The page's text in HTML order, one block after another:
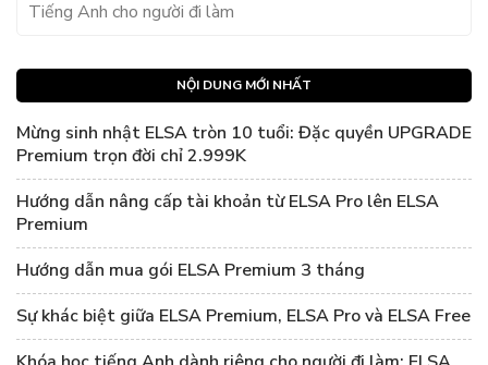
Tiếng Anh cho người đi làm
NỘI DUNG MỚI NHẤT
Mừng sinh nhật ELSA tròn 10 tuổi: Đặc quyền UPGRADE
Premium trọn đời chỉ 2.999K
Hướng dẫn nâng cấp tài khoản từ ELSA Pro lên ELSA
Premium
Hướng dẫn mua gói ELSA Premium 3 tháng
Sự khác biệt giữa ELSA Premium, ELSA Pro và ELSA Free